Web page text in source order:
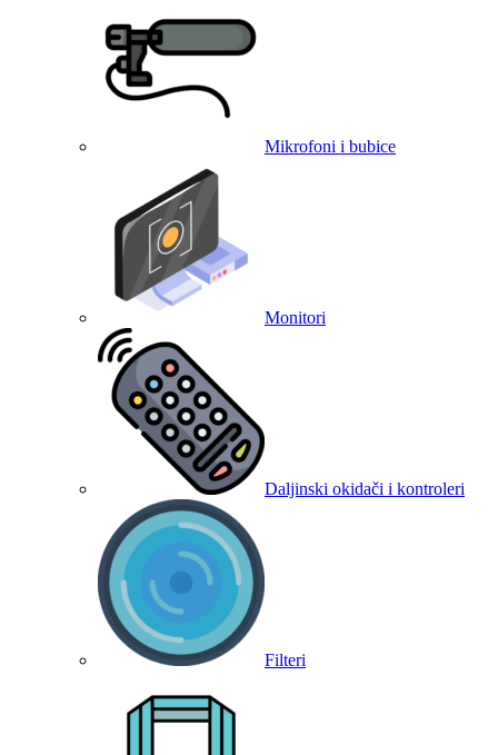
Mikrofoni i bubice
Monitori
Daljinski okidači i kontroleri
Filteri